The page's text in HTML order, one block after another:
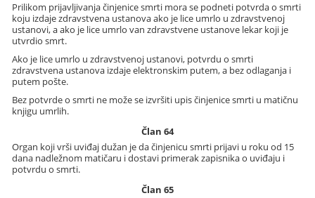
Prilikom prijavljivanja činjenice smrti mora se podneti potvrda o smrti
koju izdaje zdravstvena ustanova ako je lice umrlo u zdravstvenoj
ustanovi, a ako je lice umrlo van zdravstvene ustanove lekar koji je
utvrdio smrt.
Ako je lice umrlo u zdravstvenoj ustanovi, potvrdu o smrti
zdravstvena ustanova izdaje elektronskim putem, a bez odlaganja i
putem pošte.
Bez potvrde o smrti ne može se izvršiti upis činjenice smrti u matičnu
knjigu umrlih.
Član 64
Organ koji vrši uviđaj dužan je da činjenicu smrti prijavi u roku od 15
dana nadležnom matičaru i dostavi primerak zapisnika o uviđaju i
potvrdu o smrti.
Član 65